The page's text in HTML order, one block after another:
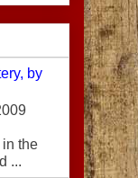
by
in the
...